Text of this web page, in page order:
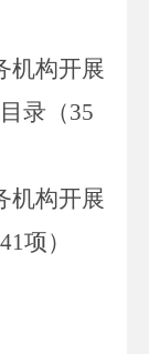
机构开展
录（35
机构开展
41项）